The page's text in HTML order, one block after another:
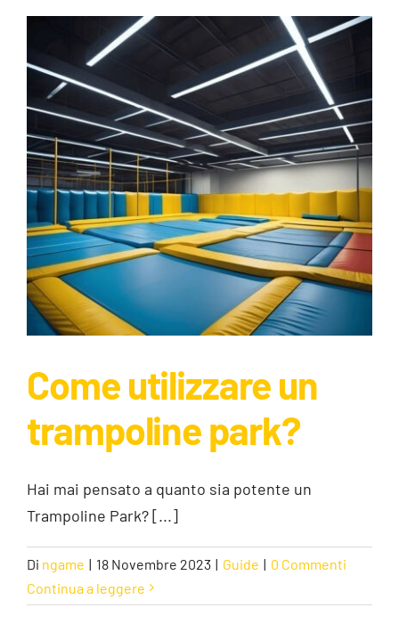
Come utilizzare un trampoline park?
Come utilizzare un
trampoline park?
Hai mai pensato a quanto sia potente un
Trampoline Park? [...]
Di ngame | 18 Novembre 2023 | Guide | 0 Commenti
Continua a leggere